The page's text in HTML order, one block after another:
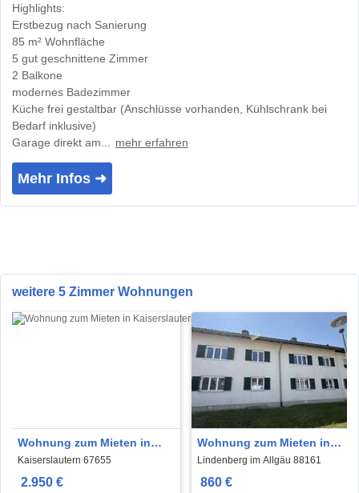
Highlights:
Erstbezug nach Sanierung
85 m² Wohnfläche
5 gut geschnittene Zimmer
2 Balkone
modernes Badezimmer
Küche frei gestaltbar (Anschlüsse vorhanden, Kühlschrank bei
Bedarf inklusive)
Garage direkt am...
mehr erfahren
Mehr Infos ➜
weitere 5 Zimmer Wohnungen
Wohnung zum Mieten in
Kaiserslautern 2.950 €
239.71 m²
Kaiserslautern 67655
2.950 €
Wohnung zum Mieten in
Lindenberg im Allgäu 860 €
82.17 m²
Lindenberg im Allgäu 88161
860 €